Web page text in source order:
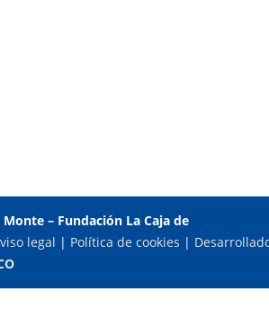
– Fundación La Caja de
legal | Política de cookies |